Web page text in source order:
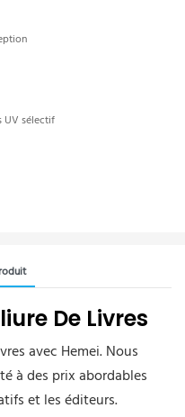
UV sélectif
De Livres
avec Hemei. Nous
à des prix abordables
et les éditeurs.